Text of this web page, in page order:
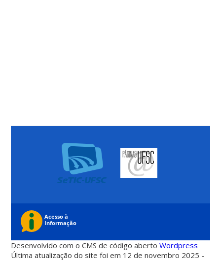
Desenvolvido com o CMS de código abertoWordpress
Última atualização do site foi em 12 de novembro 2025 -